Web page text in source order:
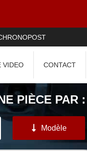
VIDEO CONTACT
PIÈCE PAR :
Modèle